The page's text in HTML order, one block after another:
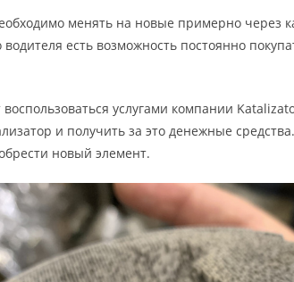
менять на новые примерно через
водителя есть возможность постоянно
услугами компании
и получить за это денежные
новый элемент.